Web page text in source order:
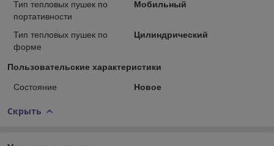
Тип тепловых пушек по
портативности
Мобильный
Тип тепловых пушек по
форме
Цилиндрический
Пользовательские характеристики
Состояние Новое
Скрыть